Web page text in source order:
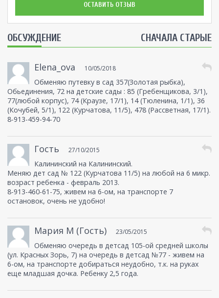
ОСТАВИТЬ ОТЗЫВ
ОБСУЖДЕНИЕ СНАЧАЛА СТАРЫЕ
Elena_ova 10/05/2018
Обменяю путевку в сад 357(Золотая рыбка),
Обьединения, 72 на детские сады : 85 (Гребенщикова, 3/1),
77(любой корпус), 74 (Краузе, 17/1), 14 (Тюленина, 1/1), 36
(Кочубей, 5/1), 122 (Курчатова, 11/5), 478 (Рассветная, 17/1).
8-913-459-94-70
Гость 27/10/2015
Калининский на Калининский.
Меняю дет сад № 122 (Курчатова 11/5) на любой на 6 микр.
возраст ребенка - февраль 2013.
8-913-460-61-75, живем на 6-ом, на транспорте 7
остановок, очень не удобно!
Мария М (Гость) 23/05/2015
Обменяю очередь в детсад 105-ой средней школы
(ул. Красных Зорь, 7) на очередь в детсад №77 - живем на
6-ом, на транспорте добираться неудобно, т.к. на руках
еще младшая дочка. Ребенку 2,5 года.